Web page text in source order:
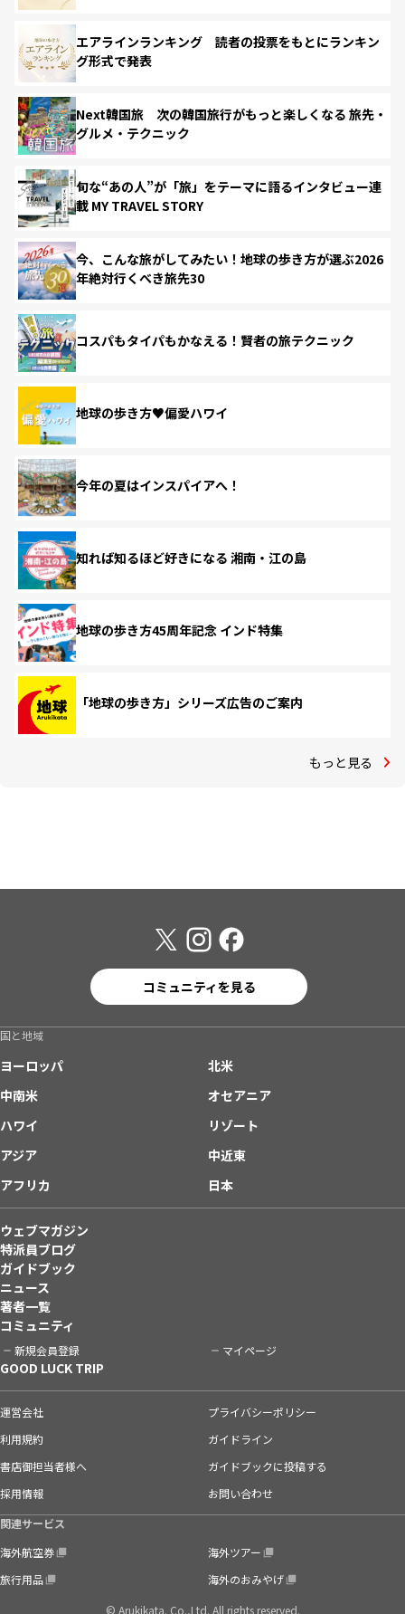
エアラインランキング 読者の投票をもとにランキン
グ形式で発表
Next韓国旅 次の韓国旅行がもっと楽しくなる 旅先・
グルメ・テクニック
旬な“あの人”が「旅」をテーマに語るインタビュー連
載 MY TRAVEL STORY
今、こんな旅がしてみたい！地球の歩き方が選ぶ2026
年絶対行くべき旅先30
コスパもタイパもかなえる！賢者の旅テクニック
地球の歩き方♥偏愛ハワイ
今年の夏はインスパイアへ！
知れば知るほど好きになる 湘南・江の島
地球の歩き方45周年記念 インド特集
「地球の歩き方」シリーズ広告のご案内
もっと見る
コミュニティを見る
国と地域
ヨーロッパ
北米
中南米
オセアニア
ハワイ
リゾート
アジア
中近東
アフリカ
日本
ウェブマガジン
特派員ブログ
ガイドブック
ニュース
著者一覧
コミュニティ
新規会員登録 マイページ
GOOD LUCK TRIP
運営会社
プライバシーポリシー
利用規約
ガイドライン
書店御担当者様へ
ガイドブックに投稿する
採用情報
お問い合わせ
関連サービス
海外航空券
海外ツアー
旅行用品
海外のおみやげ
© Arukikata. Co.,Ltd. All rights reserved.